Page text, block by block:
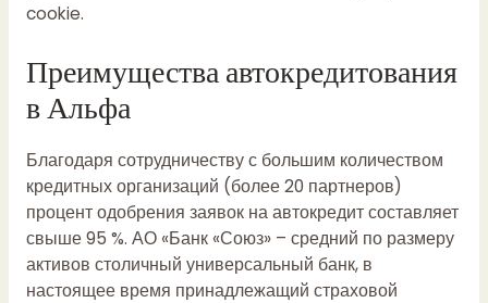
cookie.
Преимущества автокредитования
в Альфа
Благодаря сотрудничеству с большим количеством
кредитных организаций (более 20 партнеров)
процент одобрения заявок на автокредит составляет
свыше 95 %. АО «Банк «Союз» – средний по размеру
активов столичный универсальный банк, в
настоящее время принадлежащий страховой